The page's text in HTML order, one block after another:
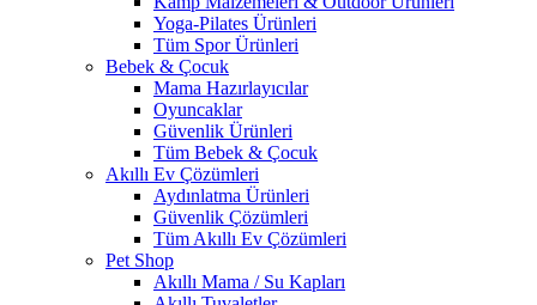
Yoga-Pilates Ürünleri
Tüm Spor Ürünleri
Bebek & Çocuk
Mama Hazırlayıcılar
Oyuncaklar
Güvenlik Ürünleri
Tüm Bebek & Çocuk
Akıllı Ev Çözümleri
Aydınlatma Ürünleri
Güvenlik Çözümleri
Tüm Akıllı Ev Çözümleri
Pet Shop
Akıllı Mama / Su Kapları